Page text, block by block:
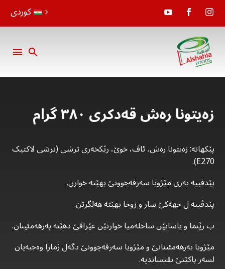
کوردی
زەیتونا رەش قەدکری ٣٨٠ گرام
پێکهاتە: زەیتونا رەش، ئاڤ، خوێ، رێکخەری ترشی (ترشی لاکتیک
E270).
پێدڤییە بەری مێژویا سەرڤەچوونێ بهێتە خوارن.
پێدڤییە ل جهەکێ سار و زوحا بهێتە هەلگرتن.
ب رێنما و یاسایێن ساخلەمیا خوارنێن عێراقێ دهێنە بەرهەمئینان.
مێژویا بەرهەمئینانێ و مێژویا سەرڤەچوونێ دگەل ژمارا وەجبەیان
لسەر پاکێتێ نڤیساندیە.